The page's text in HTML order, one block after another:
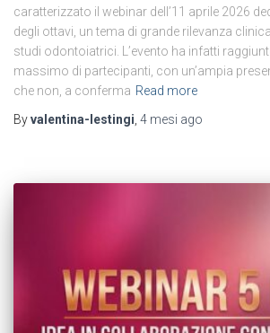
caratterizzato il webinar dell’11 aprile 2026
degli ottavi, un tema di grande rilevanza
studi odontoiatrici. L’evento ha infatti
massimo di partecipanti, con un’ampia
che non, a conferma Read more
Byvalentina-lestingi 4 mesi ago